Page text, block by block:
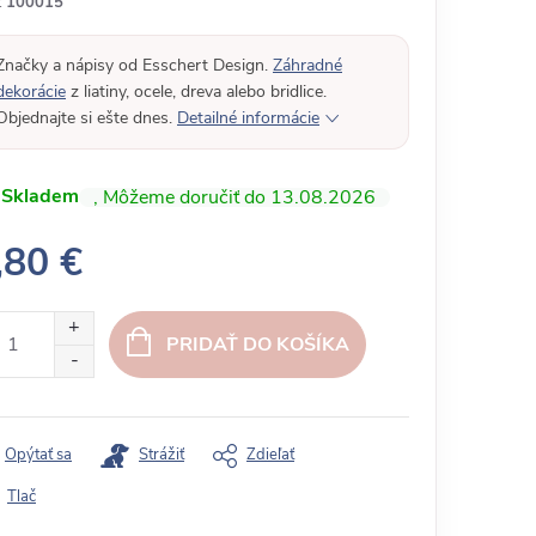
a nápisy od Esschert Design. Záhradné
z liatiny, ocele, dreva alebo bridlice.
si ešte dnes. Detailné informácie
Skladem 13.08.2026
€
PRIDAŤ DO KOŠÍKA
Tlač
Opýtať sa Strážiť Zdieľať